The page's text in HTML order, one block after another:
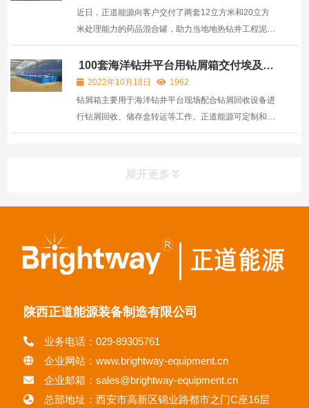
近日，正道能源向客户交付了两套12立方米和20立方
米处理能力的药品混合罐，助力当地地热钻井工程泥浆
的处置。 这两套药品混合罐是正道能源针对地热钻井泥
浆处置需求未客户定制的。它们采用了分体式设计，结
构紧凑且易于操作。其中，药品罐用于储存处理泥浆所
需的化学...
100套海洋钻井平台用钻屑箱交付埃及客
户2022年10月18日
1962
钻屑箱主要用于海洋钻井平台现场配合钻屑回收设备进
行钻屑回收、储存盒转运等工作。正道能源可定制和生
产提供多种规格2-4m³有效容量的钻屑箱，海上钻井用
展开更多
陕西正道能源装备制造有限公司
业务电话：029-89305761
企业网站：www.brightway-equipment.cn
企业邮箱：sales@brightway-equipment.cn
总部地址：西安市高新区锦业路都市之门C座16层